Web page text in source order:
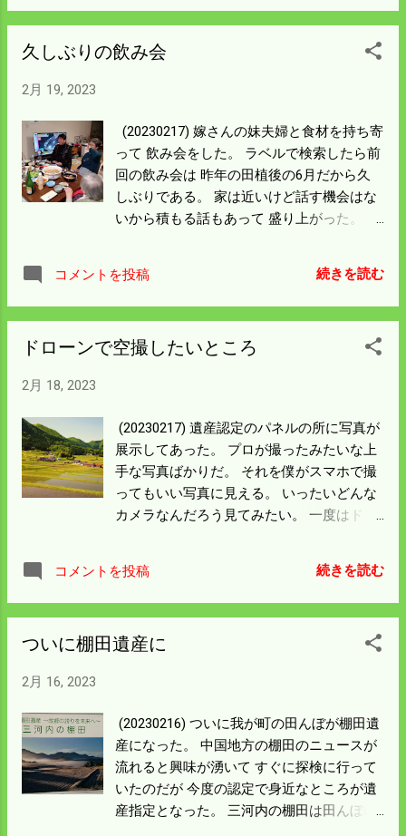
どエンジンかかからない。 一年以上不動だ
リーも完全には上がってはいないがセルが
ンはシュルシュルバリンという感じで一発
でかかった。 最近の2サイクルオイルは2年
くらいでは腐らんらしい。 水は順調に吸い
上げ筒先に送ってはいるが本体の水漏れが
激しい。 見るとエンジンへ冷却の水を送る
も冷却水が回らんから危ないとは思ったけ
た。 水の勢いだけで冷却していたんだろ
う。 物凄く古いポンプだから部品はないと
になる大変なミスをしてしまった。 使った
のが確か二年前。秋までにはまた使うだろ
うという思いがあったので ドレンを開けて
排水しなかったのがアダになった。 水が入
っているものは凍結防止は必須だというこ
本格的に通水しないと池の鯉どころの話で
い。 改めて水路掃除をすることにしよう。
久しぶりの飲み会
2月 19, 2023
(20230217) 嫁さんの妹夫婦と食材を持ち寄
って 飲み会をした。 ラベルで検索したら前
回の飲み会は 昨年の田植後の6月だから久
しぶりである。 家は近いけど話す機会はな
いから積もる話もあって 盛り上がった。 次
ますことにしよう。
コメントを投稿 続きを読む
ドローンで空撮したいところ
2月 18, 2023
(20230217) 遺産認定のパネルの所に写真が
展示してあった。 プロが撮ったみたいな上
手な写真ばかりだ。 それを僕がスマホで撮
ってもいい写真に見える。 いったいどんな
カメラなんだろう見てみたい。 一度はドロ
った小学校がある。 一番多い時には100人
位はいたんではなかろうか。 展示場所には
やすいからブログにも貼っておこう。
コメントを投稿 続きを読む
ついに棚田遺産に
2月 16, 2023
(20230216) ついに我が町の田んぼが棚田遺
産になった。 中国地方の棚田のニュースが
流れると興味が湧いて すぐに探検に行って
いたのだが 今度の認定で身近なところが遺
産指定となった。 三河内の棚田は田んぼの